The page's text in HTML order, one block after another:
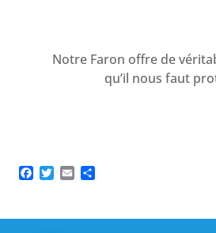
Notre Faron offre de
qu’il nous faut
Facebook
Twitter
Email